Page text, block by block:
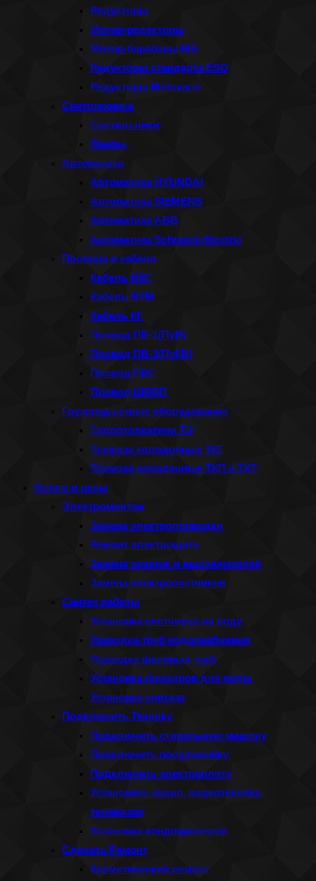
Редукторы
Мотор-редукторы
Мотор-барабаны МБ
Редукторы стандарта ESQ
Редукторы Motovario
Светотехника
Светильники
Лампы
Автоматика
Автоматика HYUNDAI
Автоматика SIEMENS
Автоматика ABB
Автоматика SchneiderElectric
Провода и кабели
Кабель ВВГ
Кабель NYM
Кабель КГ
Провод ПВ-1(ПуВ)
Провод ПВ-3(ПуГВ)
Провод ПВС
Провод ШВВП
Грузоподъемное оборудование
Гидротолкатели ТЭ
Тормоза колодочные ТКГ
Тормоза колодочные ТКП и ТКТ
Услуги и цены
Электромонтаж
Замена электропроводки
Ремонт электрощита
Замена розеток и выключателей
Замена электросчетчиков
Сантех работы
Установка счетчиков на воду
Разводка труб водоснабжения
Разводка фановых труб
Установка фильтров для воды
Установка унитаза
Подключить Технику
Подключить стиральную машину
Подключить посудомойку
Подключить электроплиту
Установить аудио, видеотехнику,
телевизор
Установка кондиционеров
Сделать Ремонт
Косметический ремонт